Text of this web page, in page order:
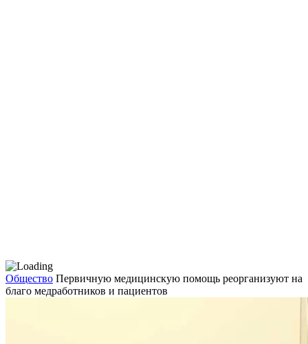
Общество Первичную медицинскую помощь реорганизуют на
благо медработников и пациентов